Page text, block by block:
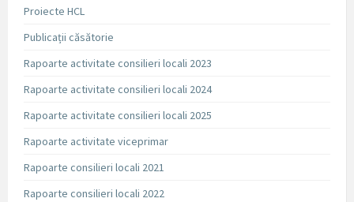
Proiecte HCL
Publicații căsătorie
Rapoarte activitate consilieri locali 2023
Rapoarte activitate consilieri locali 2024
Rapoarte activitate consilieri locali 2025
Rapoarte activitate viceprimar
Rapoarte consilieri locali 2021
Rapoarte consilieri locali 2022